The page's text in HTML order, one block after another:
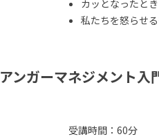
カッとなったと
私たちを怒らせ
アンガーマネジメント入
受講時間：60分